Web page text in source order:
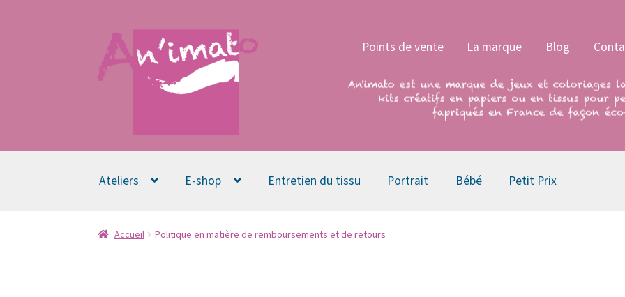
Aller
la
Aller
au
contenu
Points de vente La marque Blog
Ateliers E-shop Entretien du tissu Portrait Bébé Petit Prix
Accueil Politique en matière de remboursements et de retours